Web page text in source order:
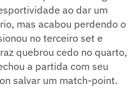
ao dar um
mas acabou perdendo o
no terceiro set e
quebrou cedo no quarto,
a partida com seu
salvar um match-point.